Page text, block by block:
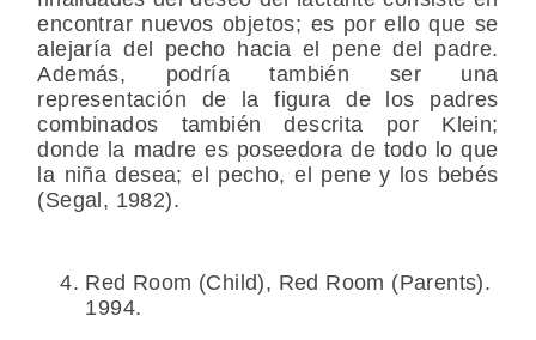
encontrar nuevos objetos; es por ello que se
alejaría del pecho hacia el pene del padre.
Además, podría también ser una
representación de la figura de los padres
combinados también descrita por Klein;
donde la madre es poseedora de todo lo que
la niña desea; el pecho, el pene y los bebés
(Segal, 1982).
Red Room (Child), Red Room (Parents).
1994.